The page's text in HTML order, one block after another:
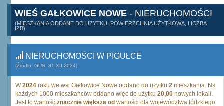
WIEŚ GAŁKOWICE NOWE - NIERUCHOMOŚCI
(MIESZKANIA ODDANE DO UŻYTKU, POWIERZCHNIA UŻYTKOWA, LICZBA
IZB)
NIERUCHOMOŚCI W PIGUŁCE
(Źródło: GUS, 31.XII.2024)
W2024 roku we wsi Gałkowice Nowe oddano do użytku 2 mieszkania. Na
każdych 1000 mieszkańców oddano więc do użytku 20,00 nowych lokali.
Jest to wartość znacznie większa od wartości dla województwa łódzkiego